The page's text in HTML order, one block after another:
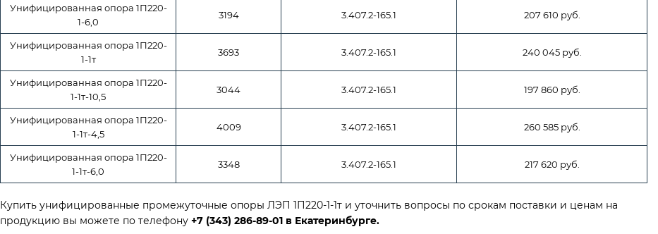
Унифицированная опора 1П220-
1-6,0
3194 3.407.2-165.1 207 610 руб.
Унифицированная опора 1П220-
1-1т
3693 3.407.2-165.1 240 045 руб.
Унифицированная опора 1П220-
1-1т-10,5
3044 3.407.2-165.1 197 860 руб.
Унифицированная опора 1П220-
1-1т-4,5
4009 3.407.2-165.1 260 585 руб.
Унифицированная опора 1П220-
1-1т-6,0
3348 3.407.2-165.1 217 620 руб.
Купить унифицированные промежуточные опоры ЛЭП 1П220-1-1т и уточнить вопросы по срокам поставки и ценам на
продукцию вы можете по телефону +7 (343) 286-89-01 в Екатеринбурге.